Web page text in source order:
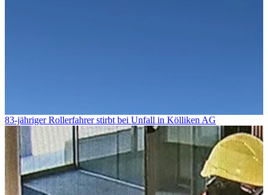
83-jähriger Rollerfahrer stirbt bei Unfall in Kölliken AG